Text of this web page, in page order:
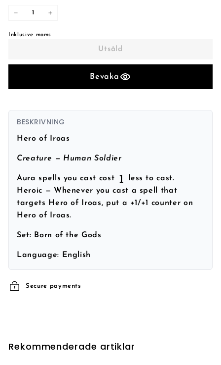
Inklusive moms
Utsåld
Bevaka
BESKRIVNING
Hero of Iroas
Creature — Human Soldier
Aura spells you cast cost
less to cast.
Heroic — Whenever you cast a spell that
targets Hero of Iroas, put a +1/+1 counter on
Hero of Iroas.
Set: Born of the Gods
Language: English
Secure payments
Rekommenderade artiklar